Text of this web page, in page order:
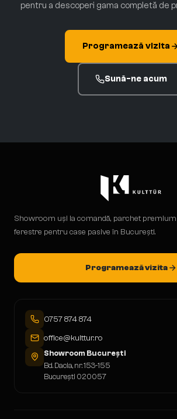
pentru a descoperi gama completă de
Programează vizita
Sună-ne acum
Showroom uși la comandă, parchet premium
ferestre pentru case pasive în București.
Programează vizita
0757 874 874
office@kulttur.ro
Showroom București
Bd. Dacia, nr. 153-155
București 020057